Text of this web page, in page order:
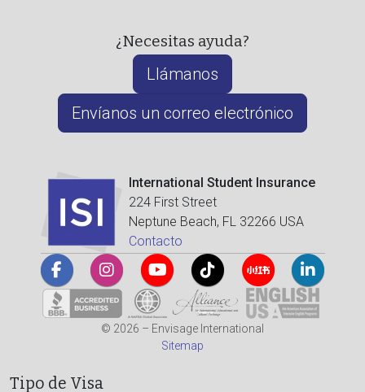
¿Necesitas ayuda?
Llámanos
Envíanos un correo electrónico
International Student Insurance
224 First Street
Neptune Beach, FL 32266 USA
Contacto
© 2026 – Envisage International
Sitemap
Tipo de Visa